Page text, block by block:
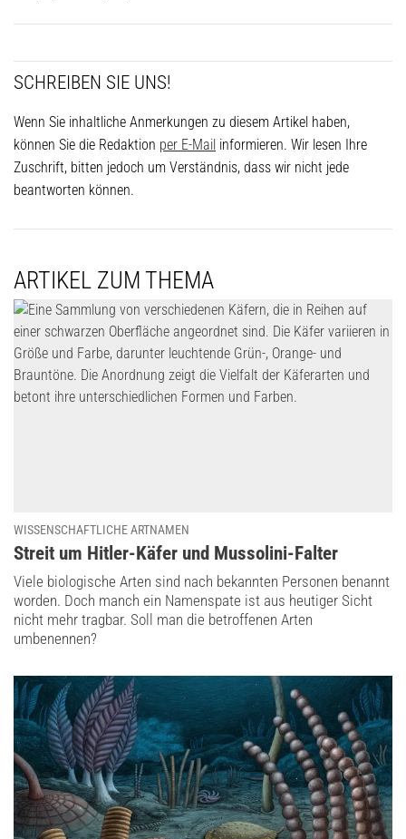
SCHREIBEN SIE UNS!
Wenn Sie inhaltliche Anmerkungen zu diesem Artikel haben,
können Sie die Redaktion per E-Mail informieren. Wir lesen Ihre
Zuschrift, bitten jedoch um Verständnis, dass wir nicht jede
beantworten können.
ARTIKEL ZUM THEMA
WISSENSCHAFTLICHE ARTNAMEN
:
Streit um Hitler-Käfer und Mussolini-Falter
Viele biologische Arten sind nach bekannten Personen benannt
worden. Doch manch ein Namenspate ist aus heutiger Sicht
nicht mehr tragbar. Soll man die betroffenen Arten
umbenennen?